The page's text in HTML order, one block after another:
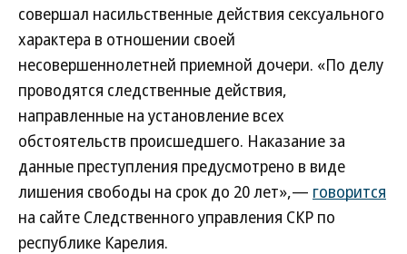
совершал насильственные действия сексуального
характера в отношении своей
несовершеннолетней приемной дочери. «По делу
проводятся следственные действия,
направленные на установление всех
обстоятельств происшедшего. Наказание за
данные преступления предусмотрено в виде
лишения свободы на срок до 20 лет»,— говорится
на сайте Следственного управления СКР по
республике Карелия.